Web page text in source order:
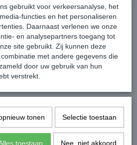
ruit motief.
een badstof voet.
elastan
gebruikt voor verkeersanalyse, het
functies en het personaliseren
Daarnaast verlenen we onze
en analysepartners toegang tot
site gebruikt. Zij kunnen deze
met andere gegevens die
door uw gebruik van hun
verstrekt.
tonen Selectie toestaan
toestaan Nee, niet akkoord